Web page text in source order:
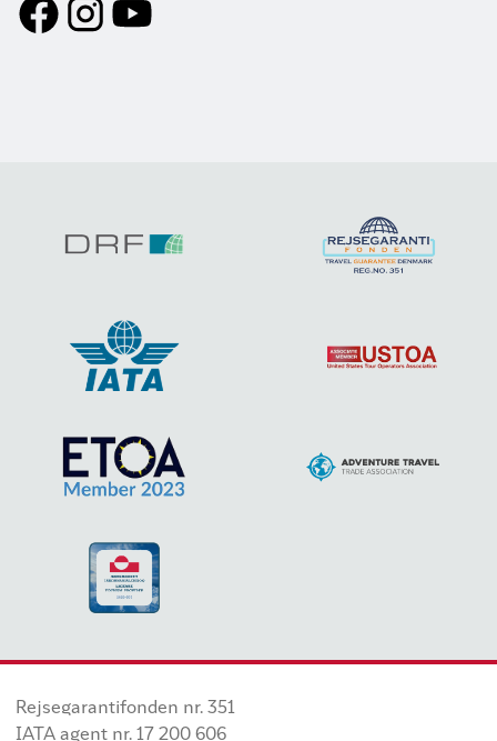
Rejsegarantifonden nr. 351
IATA agent nr. 17 200 606